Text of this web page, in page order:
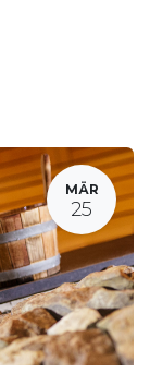
MÄR
25